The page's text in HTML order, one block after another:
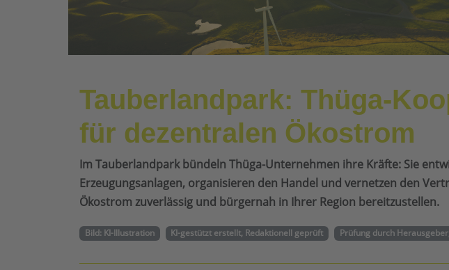
Tauberlandpark: Thüga-
für dezentralen Ökostrom
Im Tauberlandpark bündeln Thüga-Unternehmen ihre Kräfte: Sie
Erzeugungsanlagen, organisieren den Handel und vernetzen den
Ökostrom zuverlässig und bürgernah in Ihrer Region bereitzustellen.
Bild: KI-Illustration KI-gestützt erstellt, Redaktionell geprüft Prüfung durch